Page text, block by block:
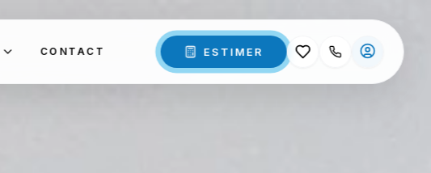
CONTACT ESTIMER